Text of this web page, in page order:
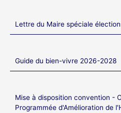
Lettre du Maire spéciale
Guide du bien-vivre 2026-2028
Mise à disposition convention -
Programmée d'Amélioration de